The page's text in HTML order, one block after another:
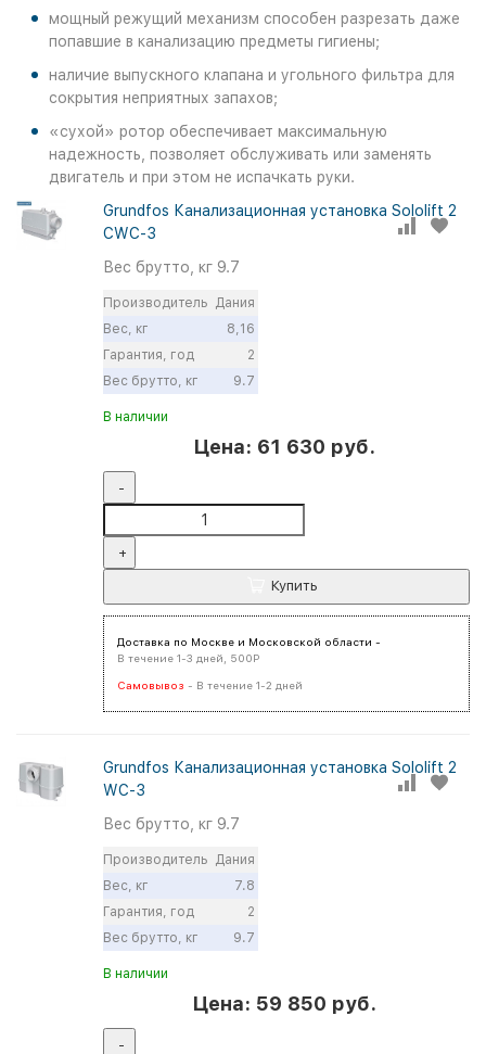
мощный режущий механизм способен разрезать даже
попавшие в канализацию предметы гигиены;
наличие выпускного клапана и угольного фильтра для
сокрытия неприятных запахов;
«сухой» ротор обеспечивает максимальную
надежность, позволяет обслуживать или заменять
двигатель и при этом не испачкать руки.
Grundfos Канализационная установка Sololift 2
CWC-3
Вес брутто, кг 9.7
Производитель Дания
Вес, кг
8,16
Гарантия, год
2
Вес брутто, кг
9.7
В наличии
Цена: 61 630 руб.
-
+
Купить
Доставка по Москве и Московской области -
В течение 1-3 дней, 500Р
Самовывоз - В течение 1-2 дней
Grundfos Канализационная установка Sololift 2
WC-3
Вес брутто, кг 9.7
Производитель Дания
Вес, кг
7.8
Гарантия, год
2
Вес брутто, кг
9.7
В наличии
Цена: 59 850 руб.
-